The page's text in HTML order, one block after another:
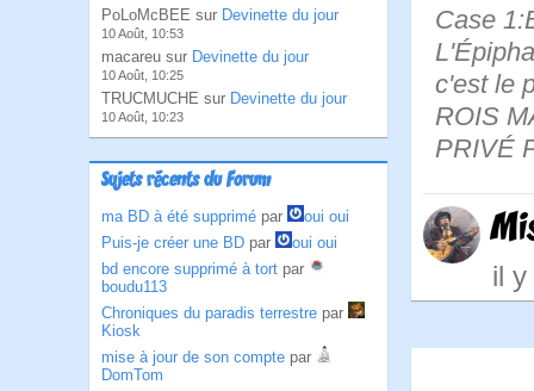
PoLoMcBEE sur Devinette du jour
10 Août, 10:53
macareu sur Devinette du jour
10 Août, 10:25
TRUCMUCHE sur Devinette du jour
10 Août, 10:23
Sujets récents du Forum
ma BD à été supprimé par
oui oui
Puis-je créer une BD par
oui oui
bd encore supprimé à tort par
boudu113
Chroniques du paradis terrestre par
Kiosk
mise à jour de son compte par
DomTom
Case
c'est le
ROIS
PRIVÉ
il